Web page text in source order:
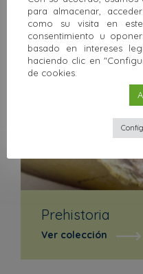
Otras colecciones
Prehistoria
Ver colección
para almacenar,
como su visita en
consentimiento u
basado en intereses
haciendo clic en
de cookies.